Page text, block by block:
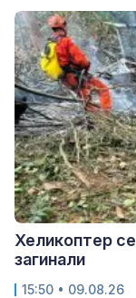
Хеликоптер
загинали
15:50 • 09.08.26